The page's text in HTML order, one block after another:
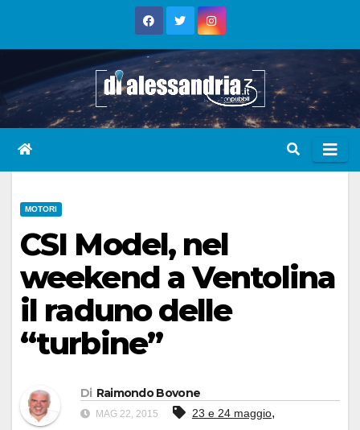
MOTORI
CSI Model, nel
weekend a Ventolina
il raduno delle
“turbine”
Di Raimondo Bovone
MAG 22, 2015 23 e 24 maggio,